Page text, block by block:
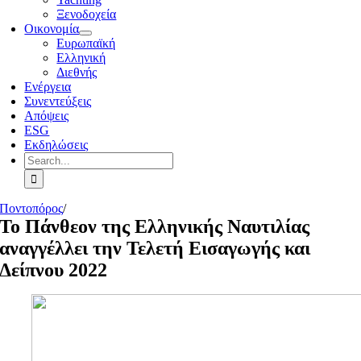
Ξενοδοχεία
Οικονομία
Ευρωπαϊκή
Ελληνική
Διεθνής
Ενέργεια
Συνεντεύξεις
Απόψεις
ESG
Εκδηλώσεις
Search
for:
Ποντοπόρος/
Το Πάνθεον της Ελληνικής Ναυτιλίας
αναγγέλλει την Τελετή Εισαγωγής και
Δείπνου 2022